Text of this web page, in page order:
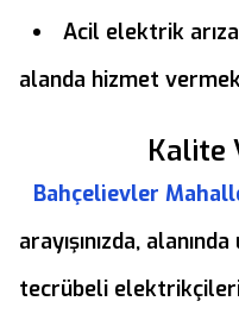
Acil elektrik
alanda hizmet
Kalite
Bahçelievler
arayışınızda,
tecrübeli